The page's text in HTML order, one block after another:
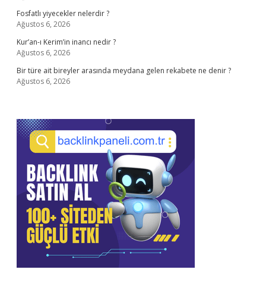
Fosfatlı yiyecekler nelerdir ?
Ağustos 6, 2026
Kur’an-ı Kerim’in inancı nedir ?
Ağustos 6, 2026
Bir türe ait bireyler arasında meydana gelen rekabete ne denir ?
Ağustos 6, 2026